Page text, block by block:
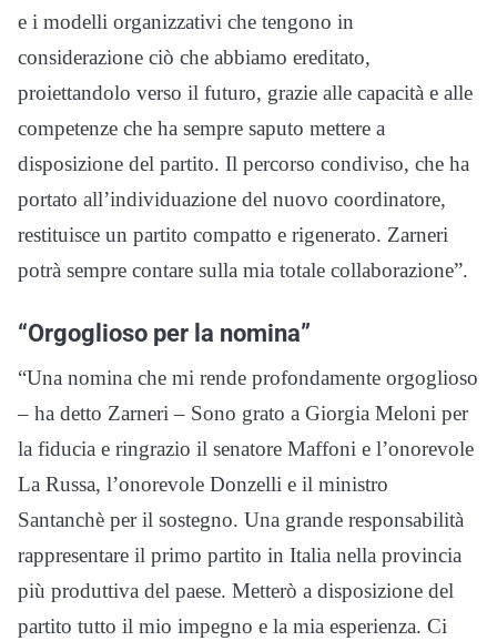
e i modelli organizzativi che tengono in
considerazione ciò che abbiamo ereditato,
proiettandolo verso il futuro, grazie alle capacità e alle
competenze che ha sempre saputo mettere a
disposizione del partito. Il percorso condiviso, che ha
portato all’individuazione del nuovo coordinatore,
restituisce un partito compatto e rigenerato. Zarneri
potrà sempre contare sulla mia totale collaborazione”.
“Orgoglioso per la nomina”
“Una nomina che mi rende profondamente orgoglioso
– ha detto Zarneri – Sono grato a Giorgia Meloni per
la fiducia e ringrazio il senatore Maffoni e l’onorevole
La Russa, l’onorevole Donzelli e il ministro
Santanchè per il sostegno. Una grande responsabilità
rappresentare il primo partito in Italia nella provincia
più produttiva del paese. Metterò a disposizione del
partito tutto il mio impegno e la mia esperienza. Ci